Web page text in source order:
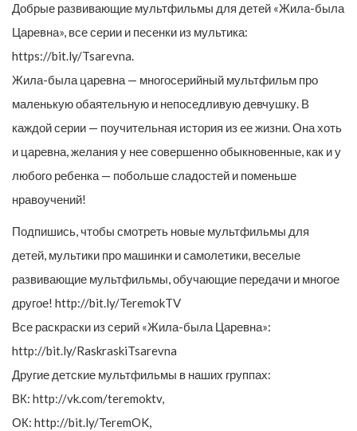
Добрые развивающие мультфильмы для детей «Жила-была
Царевна», все серии и песенки из мультика:
https://bit.ly/Tsarevna.
Жила-была царевна — многосерийный мультфильм про
маленькую обаятельную и непоседливую девчушку. В
каждой серии — поучительная история из ее жизни. Она хоть
и царевна, желания у нее совершенно обыкновенные, как и у
любого ребенка — побольше сладостей и поменьше
нравоучений!
Подпишись, чтобы смотреть новые мультфильмы для
детей, мультики про машинки и самолетики, веселые
развивающие мультфильмы, обучающие передачи и многое
другое! http://bit.ly/TeremokTV
Все раскраски из серий «Жила-была Царевна»:
http://bit.ly/RaskraskiTsarevna
Другие детские мультфильмы в наших группах:
ВК: http://vk.com/teremoktv,
ОК: http://bit.ly/TeremOK,